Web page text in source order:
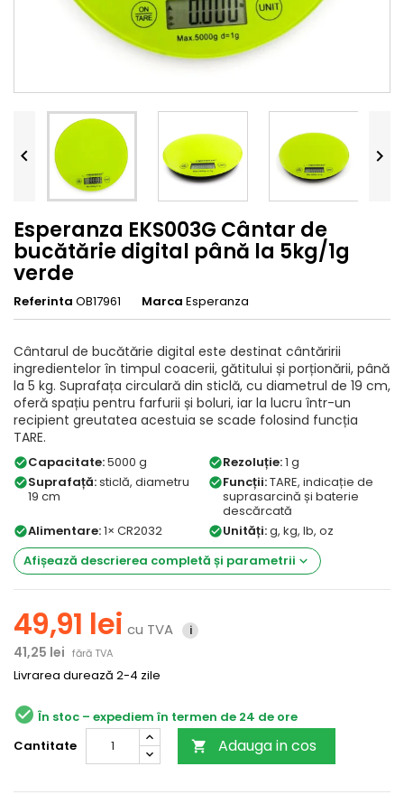
 
Esperanza EKS003G Cântar de
bucătărie digital până la 5kg/1g
verde
Referinta OB17961 Marca Esperanza
Cântarul de bucătărie digital este destinat cântăririi
ingredientelor în timpul coacerii, gătitului și porționării, până
la 5 kg. Suprafața circulară din sticlă, cu diametrul de 19 cm,
oferă spațiu pentru farfurii și boluri, iar la lucru într-un
recipient greutatea acestuia se scade folosind funcția
TARE.
check_circleCapacitate:5000 g check_circleRezoluție:1 g
check_circleSuprafață:sticlă, diametru
19 cm
check_circleFuncții:TARE, indicație de
suprasarcină și baterie
descărcată
check_circleAlimentare:1× CR2032 check_circleUnități:g, kg, lb, oz
Afișează descrierea completă și parametrii keyboard_arrow_down
49,91 lei cu TVA i
41,25 lei fără TVA
Livrarea durează 2-4 zile
check_circle În stoc
Cantitate
 Adauga in cos